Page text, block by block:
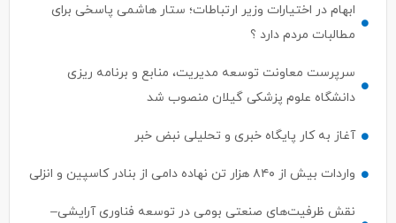
ابهام در اختیارات وزیر ارتباطات؛ ستار هاشمی پاسخی برای
مطالبات مردم دارد ؟
سرپرست معاونت توسعه مدیریت، منابع و برنامه ریزی
دانشگاه علوم پزشکی گیلان منصوب شد
آغاز به کار پایگاه خبری و تحلیلی نبض خبر
واردات بیش از ۸۴۰ هزار تن نهاده دامی از بنادر كاسپین و انزلی
نقش ظرفیت‌های صنعتی بومی در توسعه فناوری آرایشی–